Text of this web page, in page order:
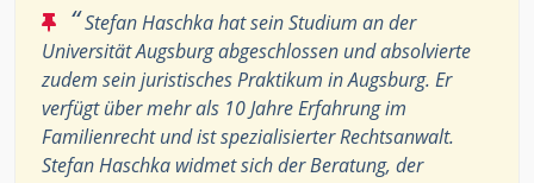
“Stefan Haschka hat sein Studium an der
Universität Augsburg abgeschlossen und absolvierte
zudem sein juristisches Praktikum in Augsburg. Er
verfügt über mehr als 10 Jahre Erfahrung im
Familienrecht und ist spezialisierter Rechtsanwalt.
Stefan Haschka widmet sich der Beratung, der